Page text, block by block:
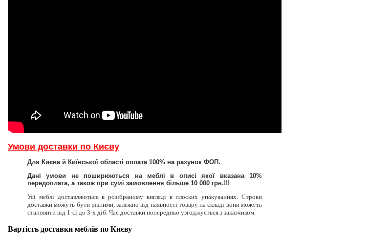
Умови доставки по Києву
Для Києва й Київської області оплата 100% на рахунок ФОП.
Дані умови не поширюються на меблі в описі якої вказана 10%
передоплата, а також при сумі замовлення більше 10 000 грн.!!!
Усі меблі доставляються в розібраному вигляді в плоских упакуваннях. Строки
доставки можуть бути різними, залежно від наявності товару на складі вони можуть
становити від 1-єї до 3-х діб. Час доставки попередньо узгоджується з заказчиком.
Вартість доставки меблів по Києву